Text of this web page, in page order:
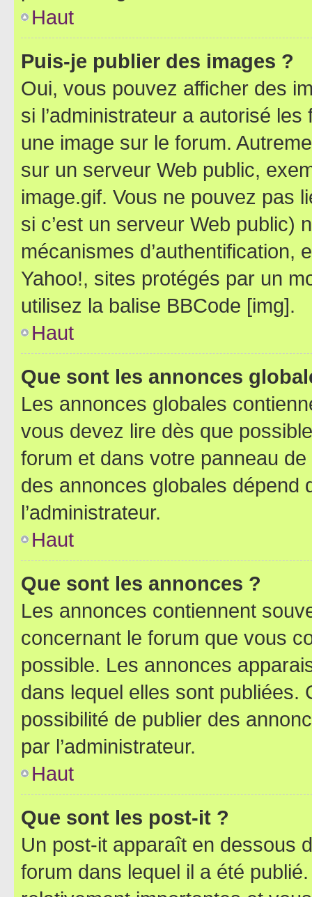
Haut
Puis-je publier des images ?
Oui, vous pouvez afficher des
si l’administrateur a autorisé
une image sur le forum.
sur un serveur Web public,
image.gif. Vous ne pouvez pas
si c’est un serveur Web public)
mécanismes d’authentification,
Yahoo!, sites protégés par un
utilisez la balise BBCode [img].
Haut
Que sont les annonces
Les annonces globales
vous devez lire dès que
forum et dans votre panneau
des annonces globales dépend
l’administrateur.
Haut
Que sont les annonces ?
Les annonces contiennent
concernant le forum que vous
possible. Les annonces
dans lequel elles sont publiées.
possibilité de publier des
par l’administrateur.
Haut
Que sont les post-it ?
Un post-it apparaît en dessous
forum dans lequel il a été